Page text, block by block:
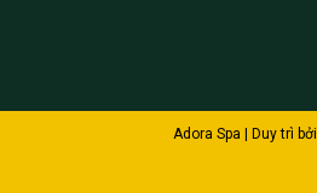
Adora Spa | Duy trì bởi